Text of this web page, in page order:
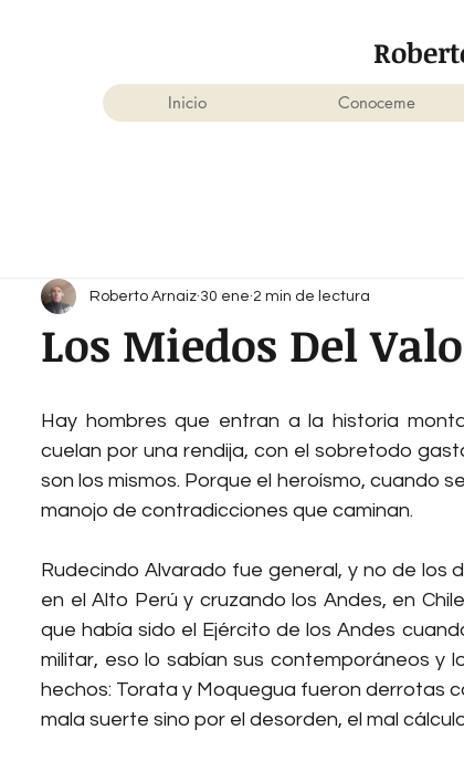
Inicio Conoceme
Los Miedos Del
Roberto Arnaiz 30 ene 2 min de lectura
Hay hombres que entran a la historia
cuelan por una rendija, con el sobretodo
son los mismos. Porque el heroísmo, cuando
manojo de contradicciones que caminan.
Rudecindo Alvarado fue general, y no de los
en el Alto Perú y cruzando los Andes, en
que había sido el Ejército de los Andes
militar, eso lo sabían sus contemporáneos y
hechos: Torata y Moquegua fueron derrotas
mala suerte sino por el desorden, el mal